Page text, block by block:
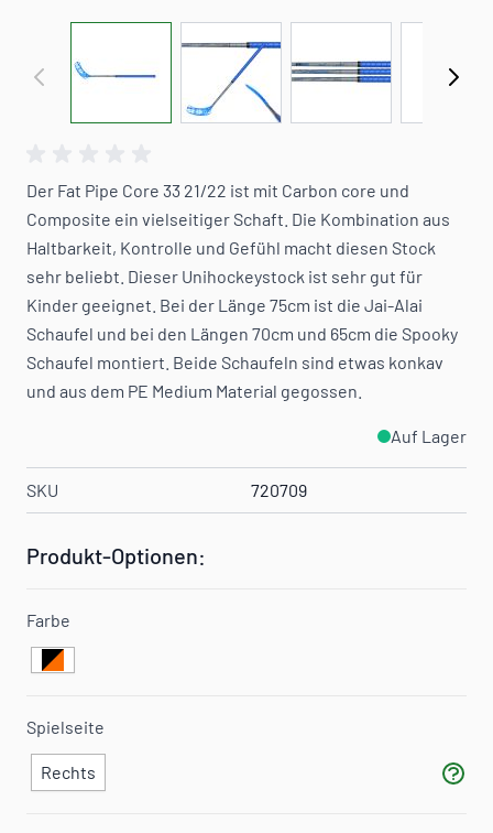
Der Fat Pipe Core 33 21/22 ist mit Carbon core und
Composite ein vielseitiger Schaft. Die Kombination aus
Haltbarkeit, Kontrolle und Gefühl macht diesen Stock
sehr beliebt. Dieser Unihockeystock ist sehr gut für
Kinder geeignet. Bei der Länge 75cm ist die Jai-Alai
Schaufel und bei den Längen 70cm und 65cm die Spooky
Schaufel montiert. Beide Schaufeln sind etwas konkav
und aus dem PE Medium Material gegossen.
Auf Lager
SKU 720709
Produkt-Optionen:
Farbe
Spielseite
Rechts